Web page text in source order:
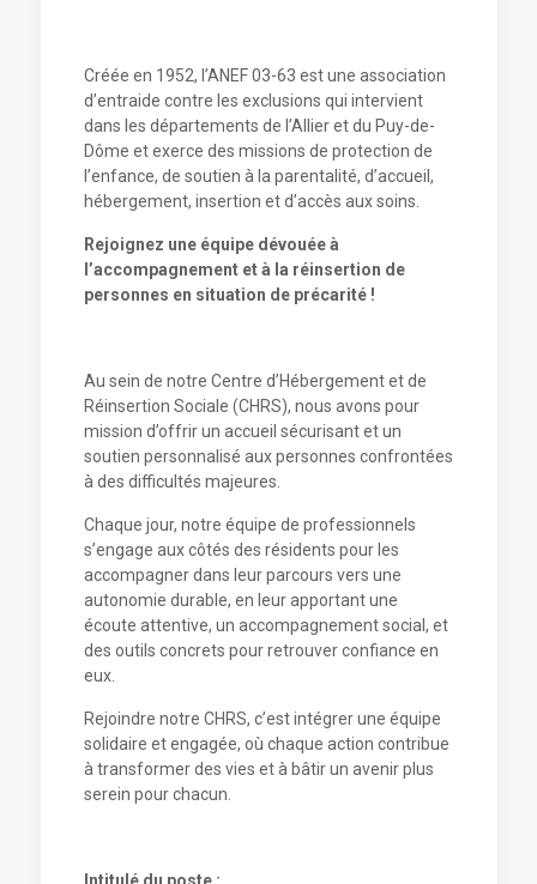
Créée en 1952, l’ANEF 03-63 est une association
d’entraide contre les exclusions qui intervient
dans les départements de l’Allier et du Puy-de-
Dôme et exerce des missions de protection de
l’enfance, de soutien à la parentalité, d’accueil,
hébergement, insertion et d’accès aux soins.
Rejoignez une équipe dévouée à
l’accompagnement et à la réinsertion de
personnes en situation de précarité !
Au sein de notre Centre d’Hébergement et de
Réinsertion Sociale (CHRS), nous avons pour
mission d’offrir un accueil sécurisant et un
soutien personnalisé aux personnes confrontées
à des difficultés majeures.
Chaque jour, notre équipe de professionnels
s’engage aux côtés des résidents pour les
accompagner dans leur parcours vers une
autonomie durable, en leur apportant une
écoute attentive, un accompagnement social, et
des outils concrets pour retrouver confiance en
eux.
Rejoindre notre CHRS, c’est intégrer une équipe
solidaire et engagée, où chaque action contribue
à transformer des vies et à bâtir un avenir plus
serein pour chacun.
Intitulé du poste :